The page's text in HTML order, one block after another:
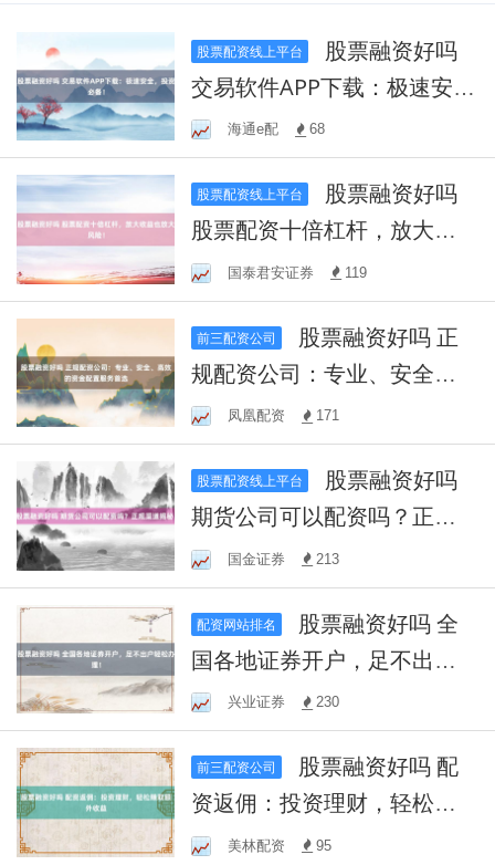
股票配资线上平台
交易软件APP下载：极速安
全，投资必备！
海通e配 68
股票配资线上平台
股票配资十倍杠杆，放大收
益也放大风险！
国泰君安证券 119
前三配资公司
规配资公司：专业、安全、
高效的资金配置服务首选
凤凰配资 171
股票配资线上平台
期货公司可以配资吗？正规
渠道揭秘！
国金证券 213
配资网站排名
国各地证券开户，足不出户
轻松办理！
兴业证券 230
前三配资公司
资返佣：投资理财，轻松赚
取额外收益
美林配资 95